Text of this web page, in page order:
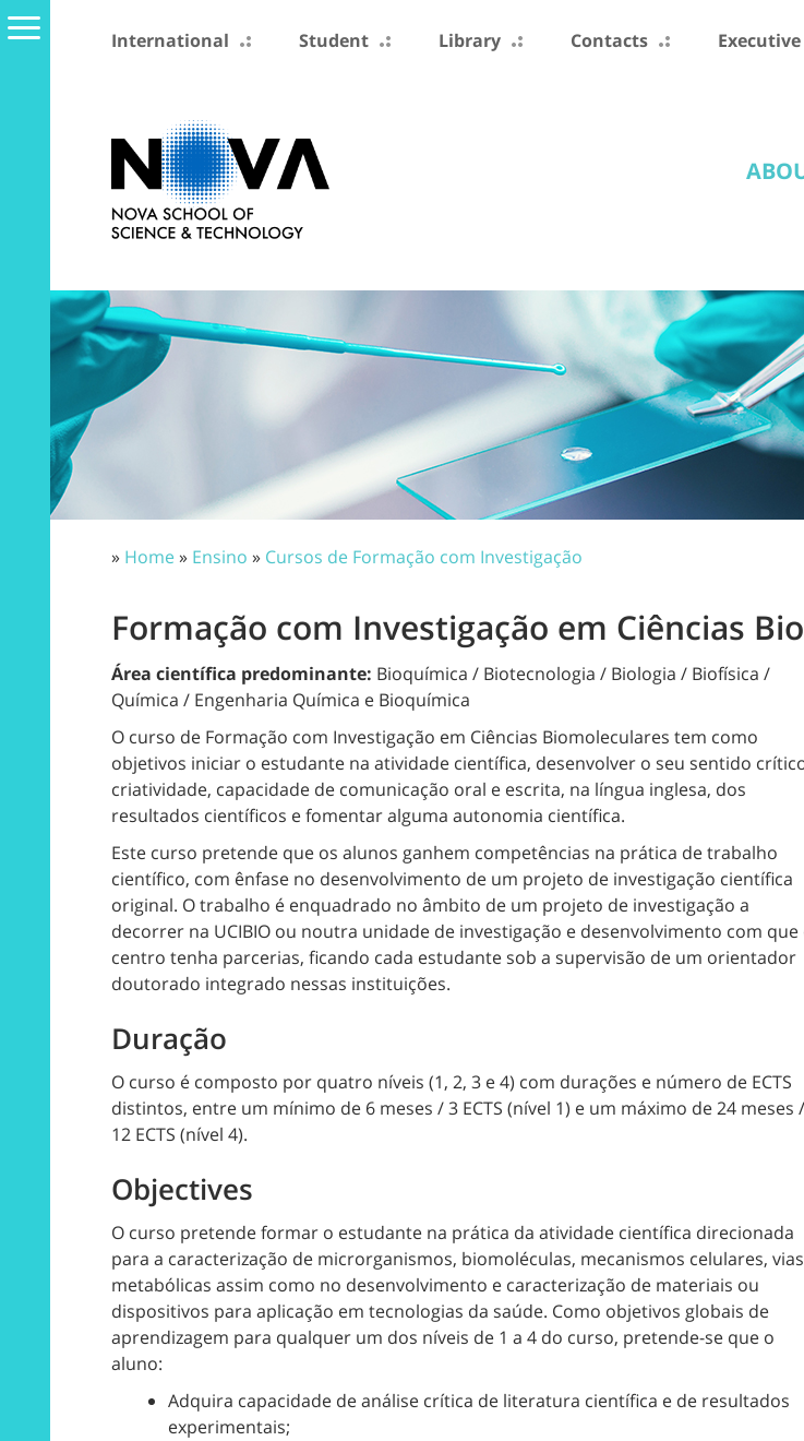
International Student Library Contacts
» Home» Ensino » Cursos de Formação com Investigação
Formação com Investigação em Ciências
Área científica predominante: Bioquímica / Biotecnologia / Biologia / Biofísica /
Química / Engenharia Química e Bioquímica
O curso de Formação com Investigação em Ciências Biomoleculares tem como
objetivos iniciar o estudante na atividade científica, desenvolver o seu sentido
criatividade, capacidade de comunicação oral e escrita, na língua inglesa, dos
resultados científicos e fomentar alguma autonomia científica.
Este curso pretende que os alunos ganhem competências na prática de trabalho
científico, com ênfase no desenvolvimento de um projeto de investigação científica
original. O trabalho é enquadrado no âmbito de um projeto de investigação a
decorrer na UCIBIO ou noutra unidade de investigação e desenvolvimento com que
centro tenha parcerias, ficando cada estudante sob a supervisão de um orientador
doutorado integrado nessas instituições.
Duração
O curso é composto por quatro níveis (1, 2, 3 e 4) com durações e número de ECTS
distintos, entre um mínimo de 6 meses / 3 ECTS (nível 1) e um máximo de 24 meses /
12 ECTS (nível 4).
Objectives
O curso pretende formar o estudante na prática da atividade científica direcionada
para a caracterização de microrganismos, biomoléculas, mecanismos celulares, vias
metabólicas assim como no desenvolvimento e caracterização de materiais ou
dispositivos para aplicação em tecnologias da saúde. Como objetivos globais de
aprendizagem para qualquer um dos níveis de 1 a 4 do curso, pretende-se que o
aluno:
Adquira capacidade de análise crítica de literatura científica e de resultados
experimentais;